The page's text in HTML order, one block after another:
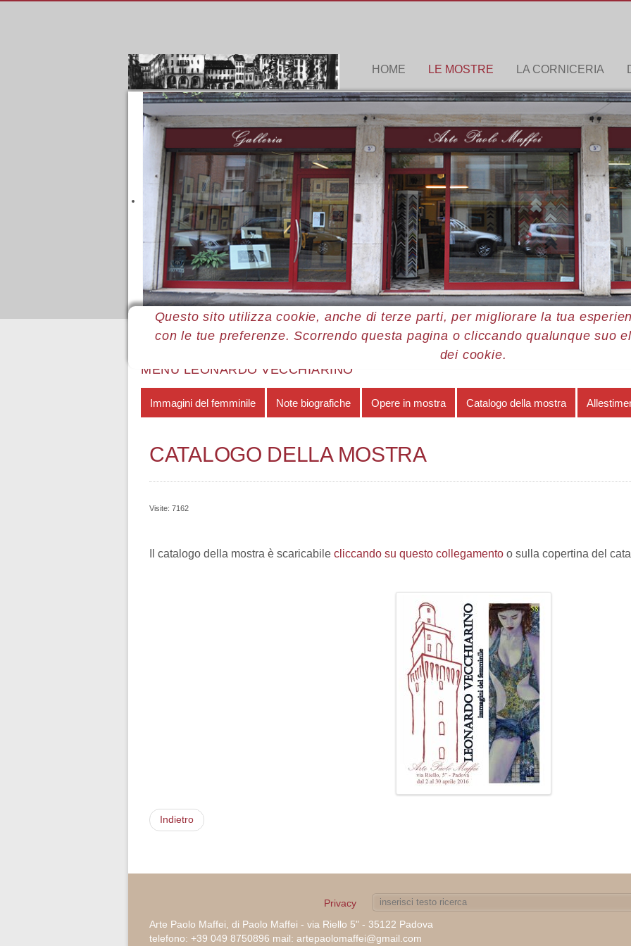
HOME LE MOSTRE LA CORNICERIA
Questo sito utilizza cookie, anche di terze parti, per migliorare la tua
con le tue preferenze. Scorrendo questa pagina o cliccando qualunque suo
dei cookie.
Sei qui: Home Le mostre Mostre 2016 Leonardo Vecchiarino Catalogo della mostra
MENÙ LEONARDO VECCHIARINO
Immagini del femminile Note biografiche Opere in mostra Catalogo della mostra
CATALOGO DELLA MOSTRA
Visite: 7162
Il catalogo della mostra è scaricabile cliccando su questo collegamento o sulla copertina del
Indietro
Privacy
Arte Paolo Maffei, di Paolo Maffei - via Riello 5" - 35122 Padova
telefono: +39 049 8750896 mail: artepaolomaffei@gmail.com